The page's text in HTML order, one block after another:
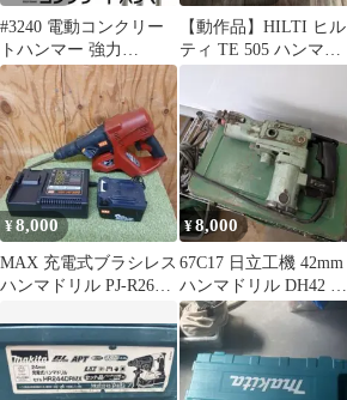
#3240 電動コンクリー
トハンマー 強力
4590BPM 重量5.6kg チ
ゼル
【動作品】HILTI ヒル
ティ TE 505 ハンマド
リル ケース付き
¥8,000
MAX 充電式ブラシレス
ハンマドリル PJ-R265-
¥8,000
67C17 日立工機 42mm
ハンマドリル DH42 動
作品 ケース付